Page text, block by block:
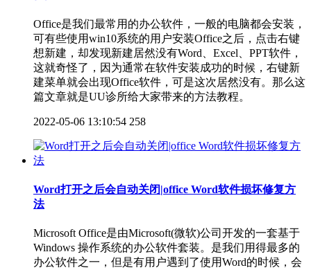
Office是我们最常用的办公软件，一般的电脑都会安装，
可有些使用win10系统的用户安装Office之后，点击右键
想新建，却发现新建居然没有Word、Excel、PPT软件，
这就奇怪了，因为通常在软件安装成功的时候，右键新
建菜单就会出现Office软件，可是这次居然没有。那么这
篇文章就是UU诊所给大家带来的方法教程。
2022-05-06 13:10:54 258
Word打开之后会自动关闭|office Word软件损坏修复方
法
Microsoft Office是由Microsoft(微软)公司开发的一套基于
Windows 操作系统的办公软件套装。是我们用得最多的
办公软件之一，但是有用户遇到了使用Word的时候，会